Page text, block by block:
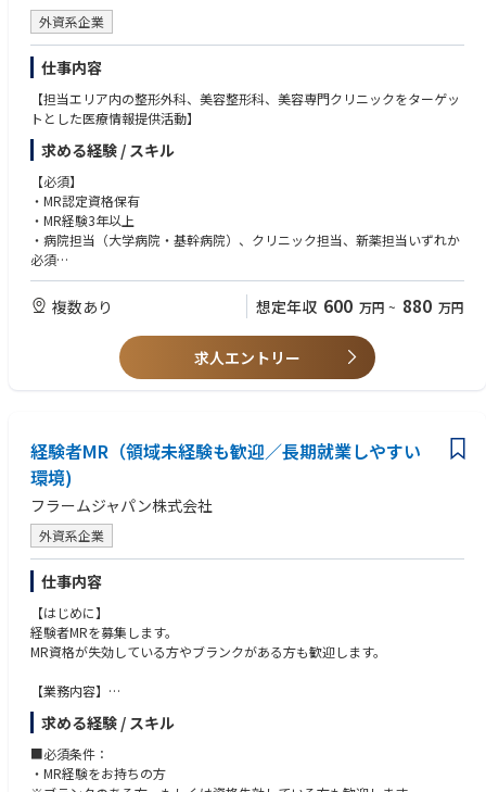
外資系企業
仕事内容
【担当エリア内の整形外科、美容整形科、美容専門クリニックをターゲッ
トとした医療情報提供活動】
求める経験 / スキル
【必須】
・MR認定資格保有
・MR経験3年以上
・病院担当（大学病院・基幹病院）、クリニック担当、新薬担当いずれか
必須
【優遇条件】
整形外科担当経験ある方
MR認定資格(必須),普通自動車免許(必須)
複数あり 想定年収 600 万円 ~ 880 万円
求人エントリー
経験者MR（領域未経験も歓迎／長期就業しやすい
環境)
フラームジャパン株式会社
外資系企業
仕事内容
【はじめに】
経験者MRを募集します。
MR資格が失効している方やブランクがある方も歓迎します。
【業務内容】
MR業務全般（新薬投入時の営業サポート等）を担当します。
■新薬投入時のプロモーション
■既存品の市場拡大
■病院市場攻略 等
求める経験 / スキル
■必須条件：
・MR経験をお持ちの方